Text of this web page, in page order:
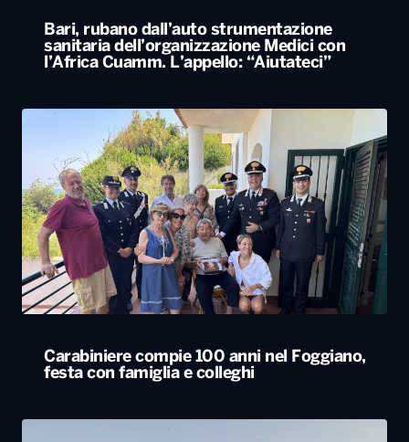
Bari, rubano dall’auto strumentazione
sanitaria dell’organizzazione Medici con
l’Africa Cuamm. L’appello: “Aiutateci”
Carabiniere compie 100 anni nel Foggiano,
festa con famiglia e colleghi